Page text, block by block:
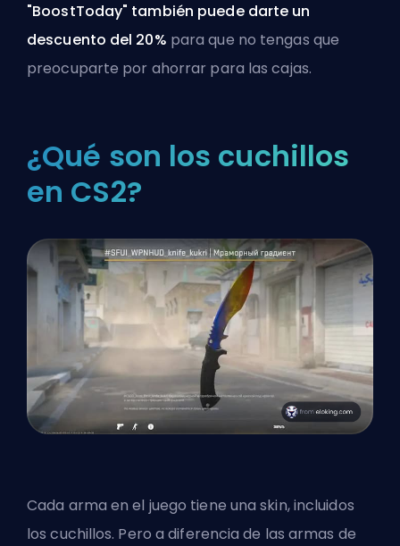
"BoostToday" también puede darte un
descuento del 20% para que no tengas que
preocuparte por ahorrar para las cajas.
¿Qué son los cuchillos
en CS2?
Cada arma en el juego tiene una skin, incluidos
los cuchillos. Pero a diferencia de las armas de